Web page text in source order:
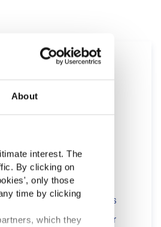
About
interest. The
By clicking on
', only those
time by clicking
which they
in the the health,
The information is
statements, claims or